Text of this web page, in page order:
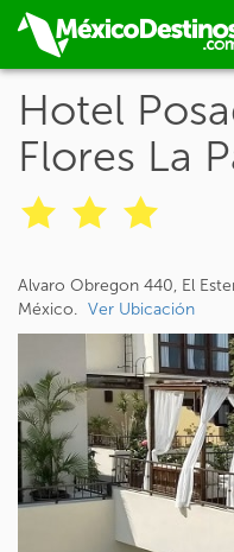
Hotel
Flores La
Alvaro Obregon 440, El
México. Ver Ubicación